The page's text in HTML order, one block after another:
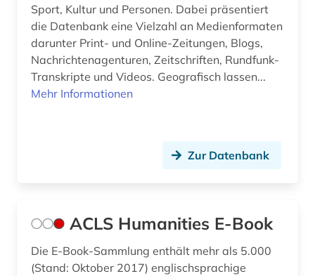
bildung (8)
bildungsforschung (2)
bildungspolitik (4)
bildungssystem (2)
bodenökologie (1)
Sport, Kultur und Personen. Dabei präsentiert
die Datenbank eine Vielzahl an Medienformaten
darunter Print- und Online-Zeitungen, Blogs,
Nachrichtenagenturen, Zeitschriften, Rundfunk-
Transkripte und Videos. Geografisch lassen...
Mehr Informationen
Zur Datenbank
ACLS Humanities E-Book
Die E-Book-Sammlung enthält mehr als 5.000
(Stand: Oktober 2017) englischsprachige